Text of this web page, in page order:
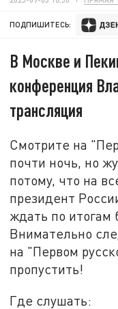
ПОДПИШИТЕСЬ:
В Москве и
конференция
трансляция
Смотрите на
почти ночь, но
потому, что на
президент
ждать по итогам
Внимательно
на "Первом
пропустить!
Где слушать: